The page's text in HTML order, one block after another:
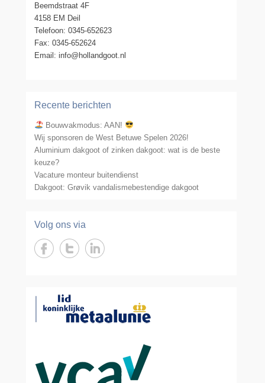
Beemdstraat 4F
4158 EM Deil
Telefoon: 0345-652623
Fax: 0345-652624
Email: info@hollandgoot.nl
Recente berichten
Bouwvakmodus: AAN!
Wij sponsoren de West Betuwe Spelen 2026!
Aluminium dakgoot of zinken dakgoot: wat is de beste
keuze?
Vacature monteur buitendienst
Dakgoot: Grøvik vandalismebestendige dakgoot
Volg ons via